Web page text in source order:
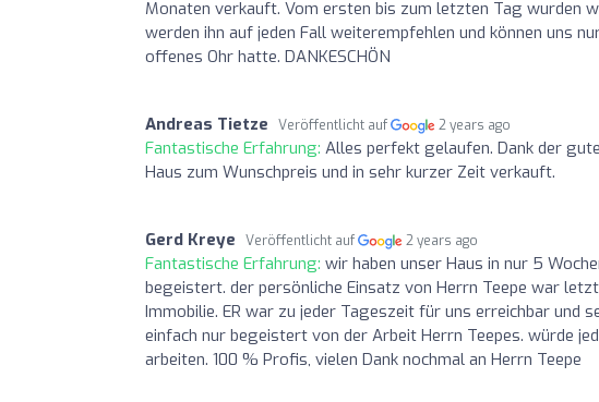
Monaten verkauft. Vom ersten bis zum letzten Tag wurden
werden ihn auf jeden Fall weiterempfehlen und können uns
offenes Ohr hatte. DANKESCHÖN
Andreas Tietze Veröffentlicht auf 2 years ago
Fantastische Erfahrung: Alles perfekt gelaufen. Dank der
Haus zum Wunschpreis und in sehr kurzer Zeit verkauft.
Gerd Kreye Veröffentlicht auf 2 years ago
Fantastische Erfahrung: wir haben unser Haus in nur 5
begeistert. der persönliche Einsatz von Herrn Teepe war
Immobilie. ER war zu jeder Tageszeit für uns erreichbar und
einfach nur begeistert von der Arbeit Herrn Teepes. würde
arbeiten. 100 % Profis, vielen Dank nochmal an Herrn Teepe